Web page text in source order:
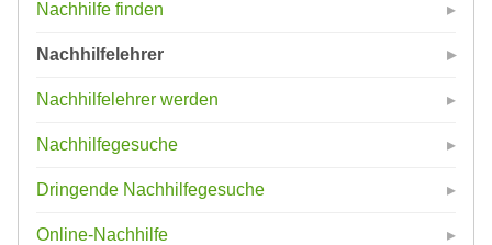
Nachhilfe finden
Nachhilfelehrer
Nachhilfelehrer werden
Nachhilfegesuche
Dringende Nachhilfegesuche
Online-Nachhilfe